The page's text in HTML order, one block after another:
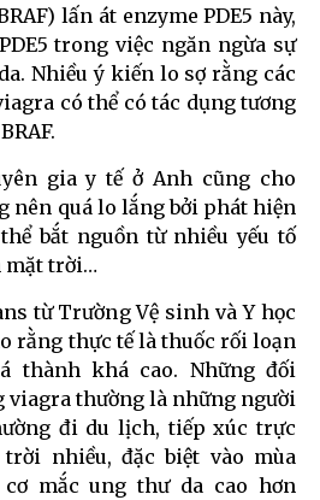
lấn át enzyme PDE5 này,
trong việc ngăn ngừa sự
Nhiều ý kiến lo sợ rằng các
có thể có tác dụng tương
gia y tế ở Anh cũng cho
nên quá lo lắng bởi phát hiện
bắt nguồn từ nhiều yếu tố
mặt trời…
từ Trường Vệ sinh và Y học
rằng thực tế là thuốc rối loạn
thành khá cao. Những đối
viagra thường là những người
đi du lịch, tiếp xúc trực
nhiều, đặc biệt vào mùa
mắc ung thư da cao hơn